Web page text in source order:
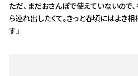
ただ、まだおさんぽで使えていないので
ら連れ出したくて。きっと春頃にはよき
す」